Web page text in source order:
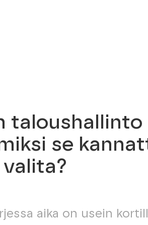
taloushallinto
se
valita?
aika on usein